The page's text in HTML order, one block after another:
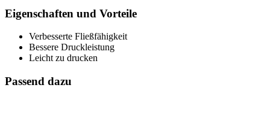
Eigenschaften und Vorteile
Verbesserte Fließfähigkeit
Bessere Druckleistung
Leicht zu drucken
Passend dazu